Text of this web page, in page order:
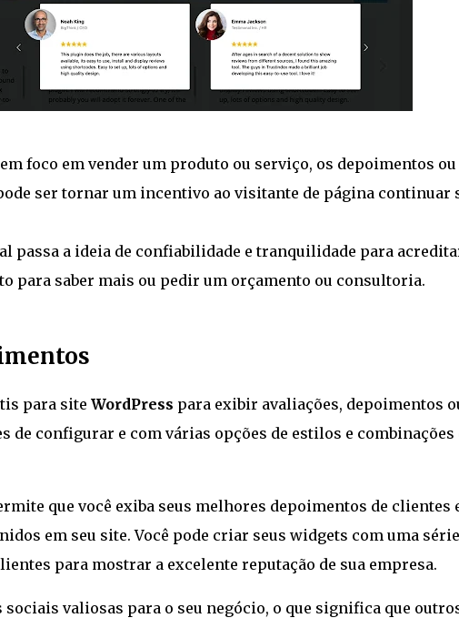
foco em vender um produto ou serviço, os depoimentos ou
ser tornar um incentivo ao visitante de página continuar
passa a ideia de confiabilidade e tranquilidade para
para saber mais ou pedir um orçamento ou consultoria.
para site WordPress para exibir avaliações, depoimentos
configurar e com várias opções de estilos e combinações
que você exiba seus melhores depoimentos de clientes
em seu site. Você pode criar seus widgets com uma
para mostrar a excelente reputação de sua empresa.
valiosas para o seu negócio, o que significa que